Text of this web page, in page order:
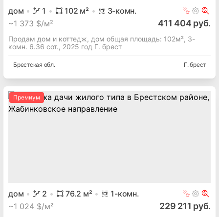
дом 1 102 м² 3-комн.
~1 373 $/м² 411 404 руб.
Продам дом и коттедж, дом общая площадь: 102м², 3-
комн. 6.36 сот., 2025 год Г. брест
Брестская обл. Г. брест
Премиум
дом 2 76.2 м² 1-комн.
~1 024 $/м² 229 211 руб.